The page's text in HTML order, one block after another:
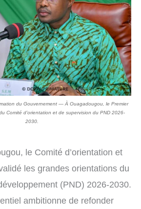
du Gouvernement — À Ouagadougou, le Premier
Comité d’orientation et de supervision du PND 2026-
2030.
le Comité d’orientation et
les grandes orientations du
(PND) 2026-2030.
ambitionne de refonder